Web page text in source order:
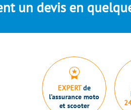
un devis en
EXPERTde
l’assurance moto
et scooter